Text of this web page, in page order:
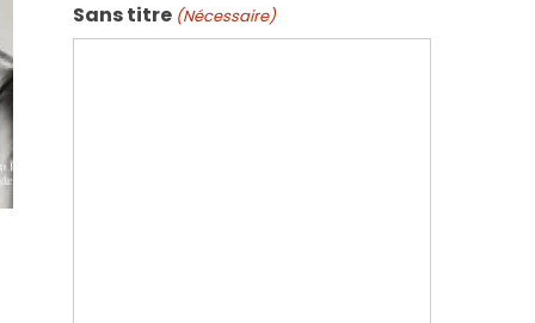
Sans titre (Nécessaire)